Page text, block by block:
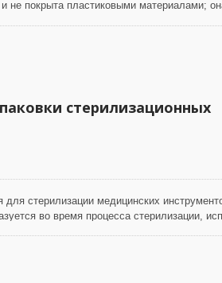
не покрыта пластиковыми материалами;
стерилизационных
стерилизации медицинских
во время процесса стерилизации,